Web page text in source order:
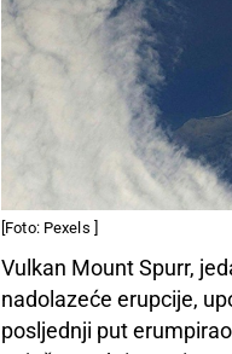
[Foto: Pexels ]
Vulkan Mount Spurr,
nadolazeće erupcije,
posljednji put